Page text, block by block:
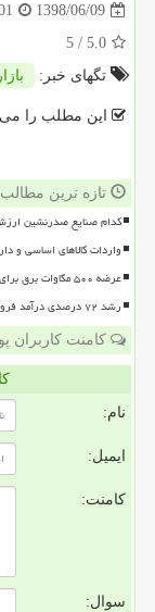
1398/06/09
5.0
/ 5
تگهای خبر:
بازار
این مطلب را می
تازه ترین
کدام صنایع صدرنشین ارزش
واردات کالاهای اساسی و
عرضه ۵۰۰ مگاوات برق برای جبران کسری برق صنایع در بورس انرژی
رشد ۷۲ درصدی درآمد فروش ۳ ماهه ناشران بورسی
کامنت کاربران
نام:
ایمیل:
کامنت:
سوال: